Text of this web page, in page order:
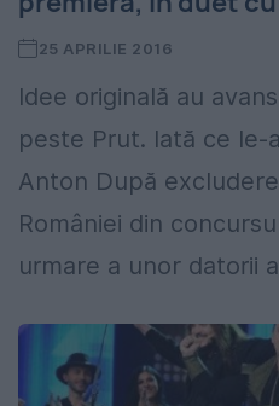
25 APRILIE 2016
Idee originală au
peste Prut. Iată ce le-
Anton După
României din
urmare a unor datorii